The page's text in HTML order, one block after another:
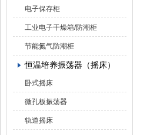
电子保存柜
工业电子干燥箱/防潮柜
节能氮气防潮柜
恒温培养振荡器（摇床）
卧式摇床
微孔板振荡器
轨道摇床